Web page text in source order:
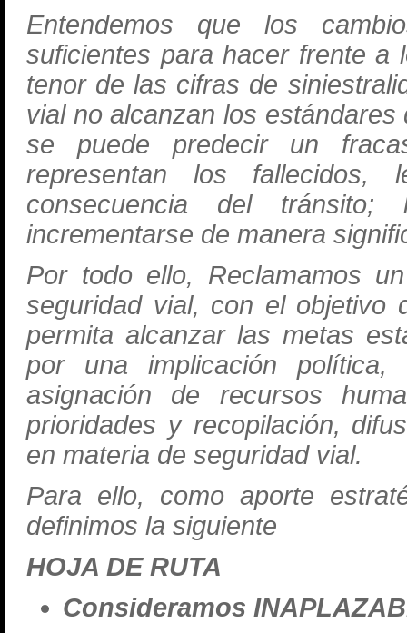
Entendemos que los
suficientes para hacer frente a
tenor de las cifras de
vial no alcanzan los
se puede predecir un
representan los fallecidos,
consecuencia del
incrementarse de manera
Por todo ello, Reclamamos
seguridad vial, con el objetivo
permita alcanzar las metas
por una implicación
asignación de recursos
prioridades y recopilación,
en materia de seguridad vial.
Para ello, como aporte
definimos la siguiente
HOJA DE RUTA
Consideramos